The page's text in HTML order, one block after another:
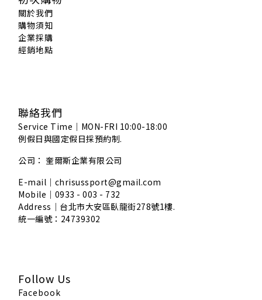
關於我們
購物須知
企業採購
經銷地點
聯絡我們
Service Time｜MON-FRI 10:00-18:00
例假日與國定假日採預約制.
公司： 奎爾斯企業有限公司
E-mail｜chrisussport@gmail.com
Mobile｜0933 - 003 - 732
Address｜ 台北市大安區臥龍街278號1樓.
統一編號：24739302
Follow Us
Facebook